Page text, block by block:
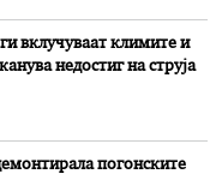
вклучуваат климите и
недостиг на струја
погонските